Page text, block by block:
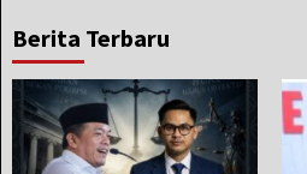
Berita Terbaru